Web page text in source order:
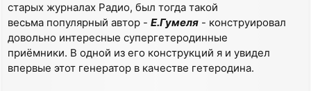
старых журналах Радио, был тогда такой
весьма популярный автор - Е.Гумеля - конструировал
довольно интересные супергетеродинные
приёмники. В одной из его конструкций я и увидел
впервые этот генератор в качестве гетеродина.